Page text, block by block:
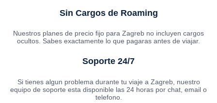
Sin Cargos de Roaming
Nuestros planes de precio fijo para Zagreb no incluyen cargos
ocultos. Sabes exactamente lo que pagaras antes de viajar.
Soporte 24/7
Si tienes algun problema durante tu viaje a Zagreb, nuestro
equipo de soporte esta disponible las 24 horas por chat, email o
telefono.